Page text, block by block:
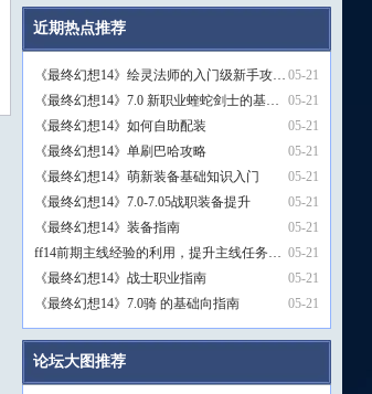
近期热点推荐
更多>>
05-21
《最终幻想14》绘灵法师的入门级新手攻…
05-21
《最终幻想14》7.0 新职业蝰蛇剑士的基…
05-21
《最终幻想14》如何自助配装
05-21
《最终幻想14》单刷巴哈攻略
05-21
《最终幻想14》萌新装备基础知识入门
05-21
《最终幻想14》7.0-7.05战职装备提升
05-21
《最终幻想14》装备指南
05-21
ff14前期主线经验的利用，提升主线任务…
05-21
《最终幻想14》战士职业指南
05-21
《最终幻想14》7.0骑 的基础向指南
论坛大图推荐